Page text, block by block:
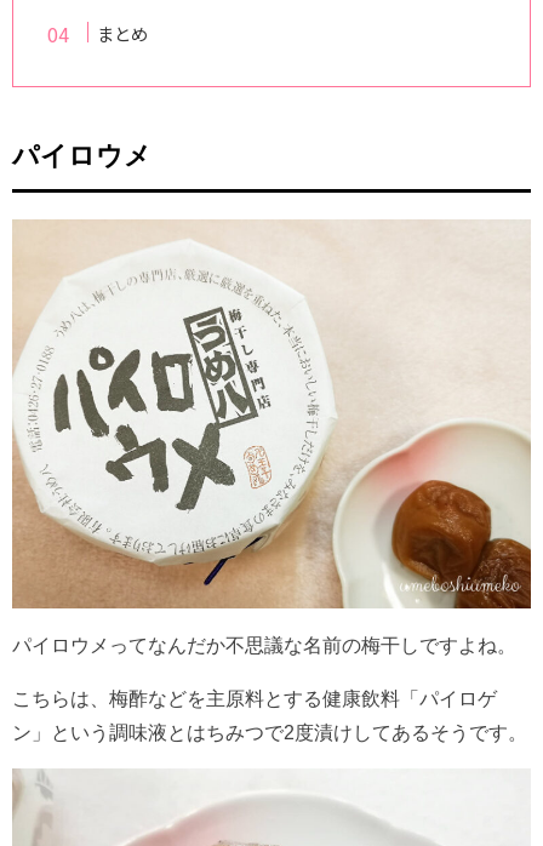
まとめ
パイロウメ
パイロウメってなんだか不思議な名前の梅干しですよね。
こちらは、梅酢などを主原料とする健康飲料「パイロゲ
ン」という 調味液とはちみつで2度漬けしてあるそうです。